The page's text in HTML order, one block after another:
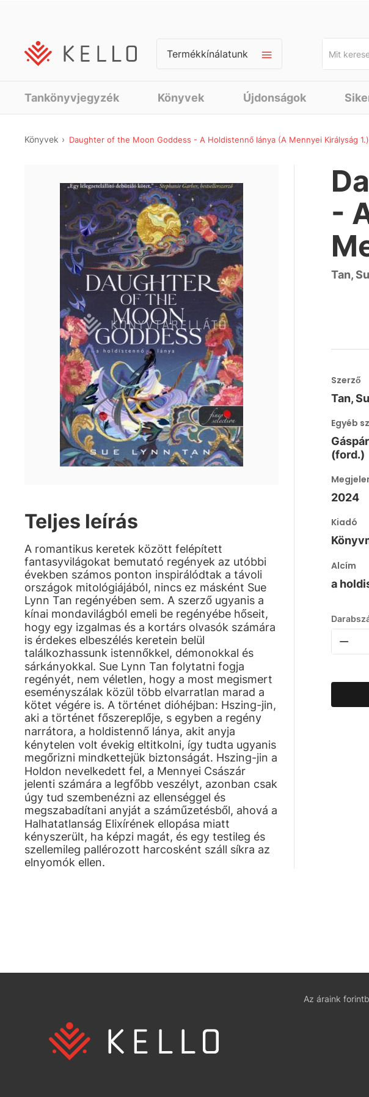
Termékkínálatunk
Tankönyvjegyzék Könyvek Újdonságok
Könyvek Daughter of the Moon Goddess - A Holdistennő lánya (A Mennyei Királyság 1.)
Teljes leírás
A romantikus keretek között felépített
fantasyvilágokat bemutató regények az utóbbi
években számos ponton inspirálódtak a távoli
országok mitológiájából, nincs ez másként Sue
Lynn Tan regényében sem. A szerző ugyanis a
kínai mondavilágból emeli be regényébe hőseit,
hogy egy izgalmas és a kortárs olvasók számára
is érdekes elbeszélés keretein belül
találkozhassunk istennőkkel, démonokkal és
sárkányokkal. Sue Lynn Tan folytatni fogja
regényét, nem véletlen, hogy a most megismert
eseményszálak közül több elvarratlan marad a
kötet végére is. A történet dióhéjban: Hszing-jin,
aki a történet főszereplője, s egyben a regény
narrátora, a holdistennő lánya, akit anyja
kénytelen volt évekig eltitkolni, így tudta ugyanis
megőrizni mindkettejük biztonságát. Hszing-jin a
Holdon nevelkedett fel, a Mennyei Császár
jelenti számára a legfőbb veszélyt, azonban csak
úgy tud szembenézni az ellenséggel és
megszabadítani anyját a száműzetésből, ahová a
Halhatatlanság Elixírének ellopása miatt
kényszerült, ha képzi magát, és egy testileg és
szellemileg pallérozott harcosként száll síkra az
elnyomók ellen.
-
Tan,
Szerző
Tan,
Egyéb
(ford.)
2024
Kiadó
Alcím
a
Az áraink